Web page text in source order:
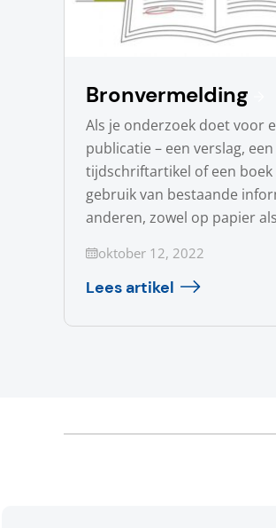
Bronvermelding
Als je onderzoek doet voor
publicatie – een verslag, een
tijdschriftartikel of een boek
gebruik van bestaande
anderen, zowel op papier
Geüpdatet op
oktober 12, 2022
Lees artikel